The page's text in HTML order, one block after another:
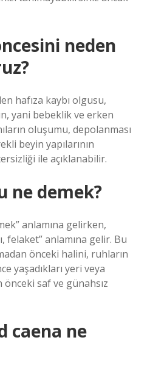
neden
hafıza kaybı olgusu,
yani bebeklik ve erken
oluşumu, depolanması
beyin yapılarının
ile açıklanabilir.
ne demek?
anlamına gelirken,
felaket” anlamına gelir. Bu
önceki halini, ruhların
yaşadıkları yeri veya
önceki saf ve günahsız
caena ne